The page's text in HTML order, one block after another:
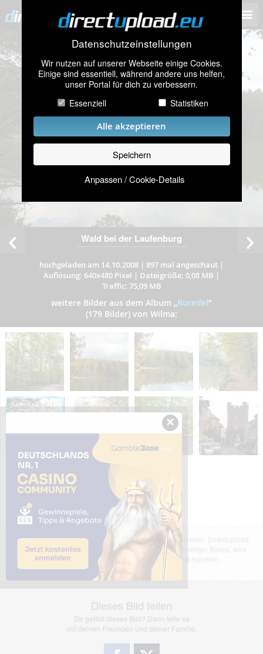
Datenschutzeinstellungen
Wir nutzen auf unserer Webseite einige Cookies.
Einige sind essentiell, während andere uns helfen,
unser Portal für dich zu verbessern.
Essenziell
Statistiken
Alle akzeptieren
Speichern
Anpassen / Cookie-Details
Wald bei der Laufenburg
hochgeladen am 14.10.2008 | 897 mal angeschaut |
Auflösung: 640x480 Pixel | Dateigröße: 0,08 MB |
Traffic: 75,09 MB
weitere Bilder aus dem Album „Rureifel”
(179 Bilder) von Wilma:
Das dargestellte Bild wurde von einem Nutzer hochgeladen. Directupload
übernimmt keinerlei Haftung für den Inhalt des dargestellten Bildes, wird
jedoch bei Verstößen nach §2(3) unserer AGB handeln.
Dieses Bild teilen
Dir gefällt dieses Bild? Dann teile es
mit deinen Freunden und deiner Familie.
×